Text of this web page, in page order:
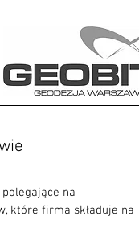
na
które firma składuje na